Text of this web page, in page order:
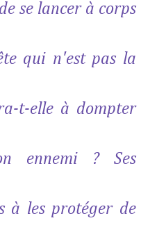
se lancer à corps
qui n'est pas la
t-elle à dompter
ennemi ? Ses
à les protéger de